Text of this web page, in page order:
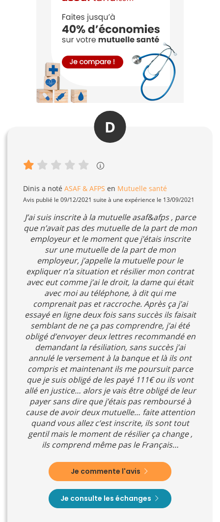
D
Dinis a noté ASAF & AFPS en Mutuelle santé
Avis publié le 09/12/2021 suite à une expérience le 13/09/2021
J’ai suis inscrite à la mutuelle asaf&afps , parce
que n’avait pas des mutuelle de la part de mon
employeur et le moment que j’étais inscrite
sur une mutuelle de la part de mon
employeur, j’appelle la mutuelle pour le
expliquer n’a situation et résilier mon contrat
avec eut comme j’ai le droit, la dame qui était
avec moi au téléphone, à dit qui me
comprenait pas et raccroche. Après ça j’ai
essayé en ligne deux fois sans succès ils faisait
semblant de ne ça pas comprendre, j’ai été
obligé d’envoyer deux lettres recommandé en
demandant la résiliation, sans succès j’ai
annulé le versement à la banque et là ils ont
compris et maintenant ils me poursuit parce
que je suis obligé de les payé 111€ ou ils vont
allé en justice… alors je vais être obligé de leur
payer sans dire que j’étais pas remboursé à
cause de avoir deux mutuelle… faite attention
quand vous allez c’est inscrite, ils sont tout
gentil mais le moment de résilier ça change ,
ils comprend même pas le Français…
Je commente l'avis
Je consulte les échanges